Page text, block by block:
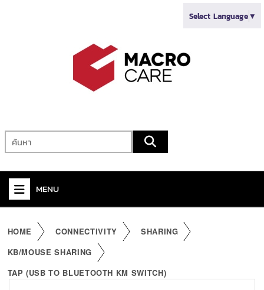
Select Language▼
MENU
KVM
HOME CONNECTIVITY
SHARING
KB/MOUSE SHARING
TAP (USB TO BLUETOOTH KM SWITCH)